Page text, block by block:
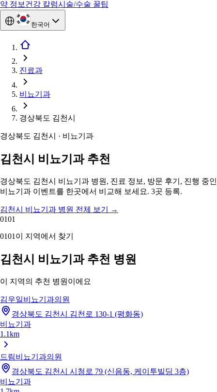
약 정보 건강 칼럼시술/수술 꿀팁
한국어
진료과
비뇨기과
경상북도 김천시
경상북도 김천시 · 비뇨기과
김천시 비뇨기과 추천
경상북도 김천시 비뇨기과 병원, 진료 정보, 방문 후기, 진행 중인
비뇨기과 이벤트를 한곳에서 비교해 보세요. 3곳 등록.
김천시 비뇨기과 병원 전체 보기
→
0101
0101 이 지역에서 찾기
김천시 비뇨기과 추천 병원
이 지역의 추천 병원이에요
김우일비뇨기과의원
경상북도 김천시 김천로 130-1 (평화동)
비뇨기과
1.1km
드림비뇨기과의원
경상북도 김천시 시청로 79 (신음동, 케이투빌딩 3층)
비뇨기과